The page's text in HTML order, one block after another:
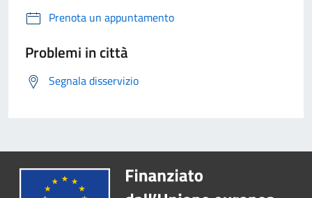
Prenota un appuntamento
Problemi in città
Segnala disservizio